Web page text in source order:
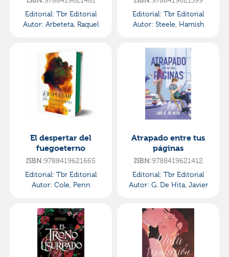
Editorial: Tbr Editorial
Autor: Arbeteta, Raquel
Editorial: Tbr Editorial
Autor: Steele, Hamish
El despertar del
fuegoeterno
ISBN:9788419621665
Editorial: Tbr Editorial
Autor: Cole, Penn
Atrapado entre tus
páginas
ISBN:9788419621412
Editorial: Tbr Editorial
Autor: G. De Hita, Javier